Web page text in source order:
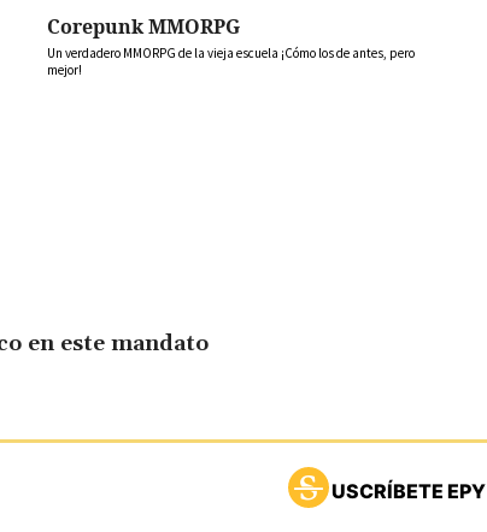
Corepunk MMORPG
Un verdadero MMORPG de la vieja escuela ¡Cómo los de antes, pero
mejor!
en este mandato
USCRÍBETE EPY